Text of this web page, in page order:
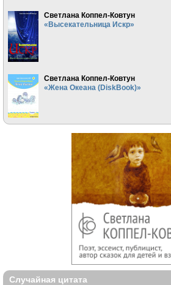
Светлана Коппел-Ковтун
«Высекательница Искр»
Светлана Коппел-Ковтун
«Жена Океана (DiskBook)»
Случайная цитата